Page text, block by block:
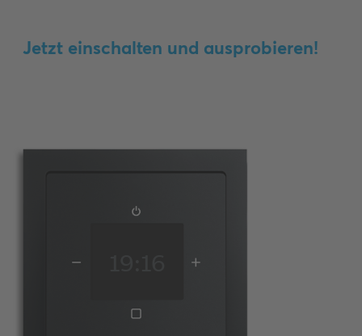
Jetzt einschalten und ausprobieren!